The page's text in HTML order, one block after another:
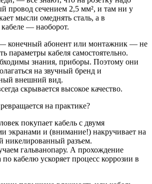
провод сечением 2,5 мм², и там ни у
мысли омеднять сталь, а в
— наоборот.
конечный абонент или монтажник — не
параметры кабеля самостоятельно.
знания, приборы. Поэтому они
на звучный бренд и
внешний вид.
скрывается высокое качество.
на практике?
покупает кабель с двумя
экранами и (внимание!) накручивает на
никелированный разъем.
гальванопару. А прохождение
по кабелю ускоряет процесс коррозии в